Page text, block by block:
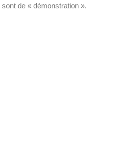
de « démonstration ».